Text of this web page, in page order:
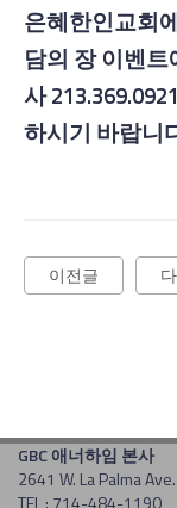
은혜한인교회
담의 장 이벤
사
하시기 바랍니
이전글
GBC 애너하임 본사
2641 W. La Palma
TEL : 714-484-1190